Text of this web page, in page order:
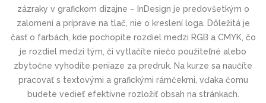
zázraky v grafickom dizajne – InDesign je predovšetkým o
zalomení a príprave na tlač, nie o kreslení loga. Dôležitá je
časť o farbách, kde pochopíte rozdiel medzi RGB a CMYK, čo
je rozdiel medzi tým, či vytlačíte niečo použiteľné alebo
zbytočne vyhodíte peniaze za predruk. Na kurze sa naučíte
pracovať s textovými a grafickými rámčekmi, vďaka čomu
budete vedieť efektívne rozložiť obsah na stránkach.